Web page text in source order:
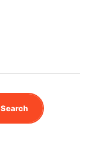
Search